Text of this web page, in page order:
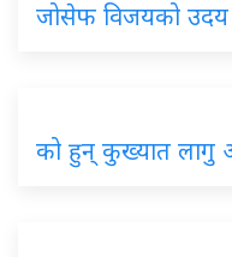
जोसेफ विजयको उदय
को हुन् कुख्यात लागु